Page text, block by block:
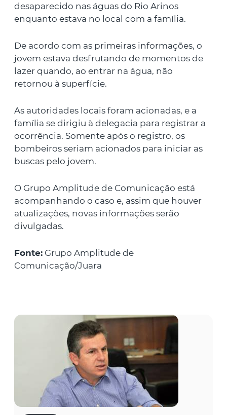
desaparecido nas águas do Rio Arinos
enquanto estava no local com a família.
De acordo com as primeiras informações, o
jovem estava desfrutando de momentos de
lazer quando, ao entrar na água, não
retornou à superfície.
As autoridades locais foram acionadas, e a
família se dirigiu à delegacia para registrar a
ocorrência. Somente após o registro, os
bombeiros seriam acionados para iniciar as
buscas pelo jovem.
O Grupo Amplitude de Comunicação está
acompanhando o caso e, assim que houver
atualizações, novas informações serão
divulgadas.
Fonte: Grupo Amplitude de
Comunicação/Juara